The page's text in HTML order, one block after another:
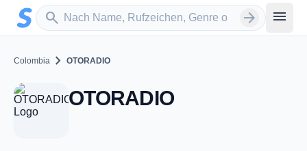
Zum Hauptinhalt springen
search
Sender suchen arrow_forward menu
Colombia chevron_right OTORADIO
OTORADIO